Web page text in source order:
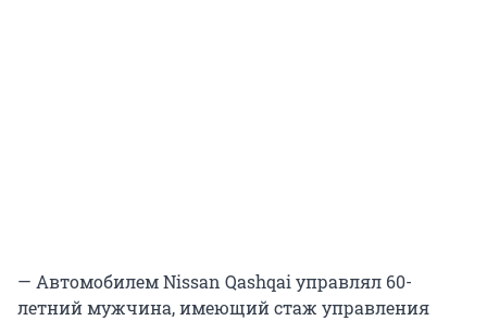
— Автомобилем Nissan Qashqai управлял 60-
летний мужчина, имеющий стаж управления